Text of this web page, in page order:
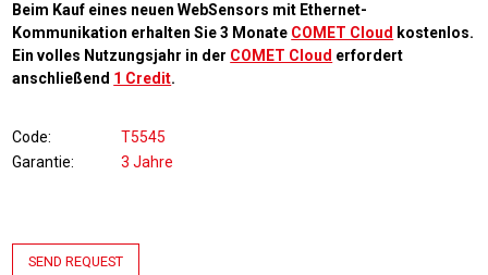
Beim Kauf eines neuen WebSensors mit Ethernet-
Kommunikation erhalten Sie 3 Monate COMET Cloud kostenlos.
Ein volles Nutzungsjahr in der COMET Cloud erfordert
anschließend 1 Credit.
Code
T5545
Garantie
3 Jahre
SEND REQUEST